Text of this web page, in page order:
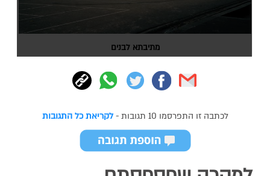
מתיבתא לבנים
לכתבה זו התפרסמו 10 תגובות - לקריאת כל התגובות